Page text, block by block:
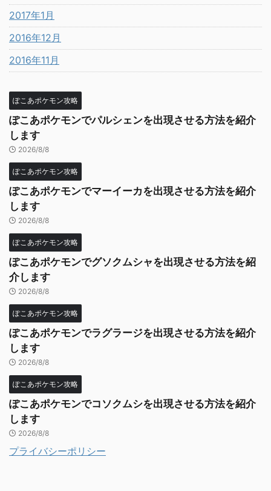
2017年1月
2016年12月
2016年11月
ぽこあポケモン攻略
ぽこあポケモンでパルシェンを出現させる方法を紹介
します
2026/8/8
ぽこあポケモン攻略
ぽこあポケモンでマーイーカを出現させる方法を紹介
します
2026/8/8
ぽこあポケモン攻略
ぽこあポケモンでグソクムシャを出現させる方法を紹
介します
2026/8/8
ぽこあポケモン攻略
ぽこあポケモンでラグラージを出現させる方法を紹介
します
2026/8/8
ぽこあポケモン攻略
ぽこあポケモンでコソクムシを出現させる方法を紹介
します
2026/8/8
プライバシーポリシー